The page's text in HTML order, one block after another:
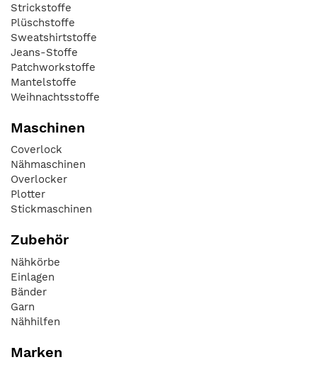
Strickstoffe
Plüschstoffe
Sweatshirtstoffe
Jeans-Stoffe
Patchworkstoffe
Mantelstoffe
Weihnachtsstoffe
Maschinen
Coverlock
Nähmaschinen
Overlocker
Plotter
Stickmaschinen
Zubehör
Nähkörbe
Einlagen
Bänder
Garn
Nähhilfen
Marken